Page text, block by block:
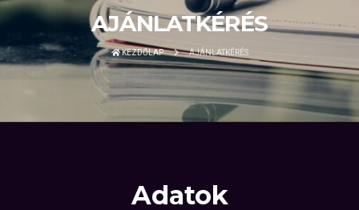
AJÁNLATKÉRÉS
KEZDŐLAP AJÁNLATKÉRÉS
Adatok